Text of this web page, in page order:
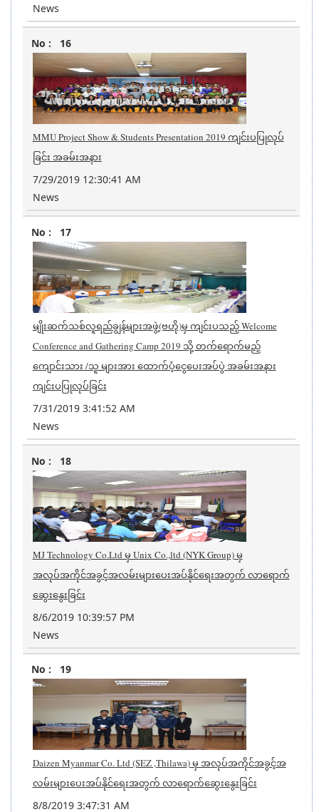
News
16
MMU Project Show & Students Presentation 2019 ကျင်းပပြုလုပ်
ခြင်း အခမ်းအနား
7/29/2019 12:30:41 AM
News
17
မျိုးဆက်သစ်လူရည်ချွန်များအဖွဲ့(ဗဟို)မှ ကျင်းပသည့် Welcome
Conference and Gathering Camp 2019 သို့ တက်ရောက်မည့်
ကျောင်းသား /သူ များအား ထောက်ပံ့ငွေပေးအပ်ပွဲ အခမ်းအနား
ကျင်းပပြုလုပ်ခြင်း
7/31/2019 3:41:52 AM
News
18
MJ Technology Co.Ltd မှ Unix Co.,ltd (NYK Group) မှ
အလုပ်အကိုင်အခွင့်အလမ်းများပေးအပ်နိုင်ရေးအတွက် လာရောက်
ဆွေးနွေးခြင်း
8/6/2019 10:39:57 PM
News
19
Daizen Myanmar Co. Ltd (SEZ ,Thilawa) မှ အလုပ်အကိုင်အခွင့်အ
လမ်းများပေးအပ်နိုင်ရေးအတွက် လာရောက်ဆွေးနွေးခြင်း
8/8/2019 3:47:31 AM